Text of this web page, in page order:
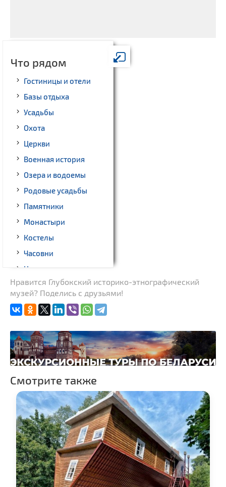
Что рядом
Гостиницы и отели
Базы отдыха
Усадьбы
Охота
Церкви
Военная история
Озера и водоемы
Родовые усадьбы
Памятники
Монастыри
Костелы
Часовни
Национальные парки и
Нравится Глубокский историко-этнографический
музей? Поделись с друзьями!
Смотрите также